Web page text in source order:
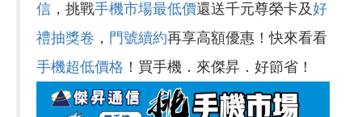
信 ，挑戰手機市場最低價還送千元尊榮卡及好
禮抽獎卷 ， 門號續約再享高額優惠！快來看看
手機超低價格 ！買手機．來傑昇．好節省！